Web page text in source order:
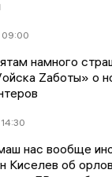
09:00
намного
Zаботы» о
14:30
нас вообще
Киселев об